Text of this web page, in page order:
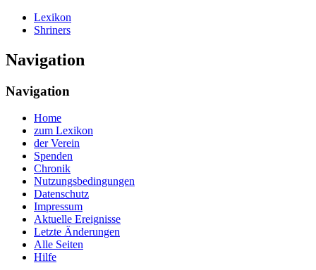
Lexikon
Shriners
Navigation
Navigation
Home
zum Lexikon
der Verein
Spenden
Chronik
Nutzungsbedingungen
Datenschutz
Impressum
Aktuelle Ereignisse
Letzte Änderungen
Alle Seiten
Hilfe